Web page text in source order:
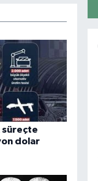
süreçte
dolar